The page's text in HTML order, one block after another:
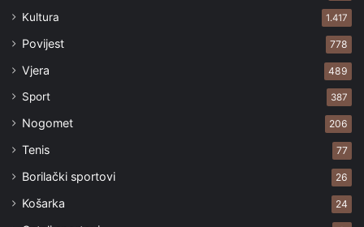
Kultura 1.417
Povijest 778
Vjera 489
Sport 387
Nogomet 206
Tenis 77
Borilački sportovi 26
Košarka 24